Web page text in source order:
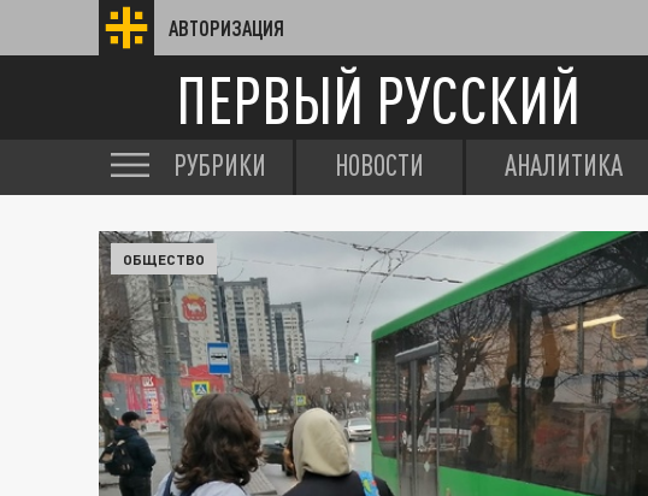
АВТОРИЗАЦИЯ
ПЕРВЫЙ РУССКИЙ
РУБРИКИ НОВОСТИ АНАЛИТИКА
ОБЩЕСТВО